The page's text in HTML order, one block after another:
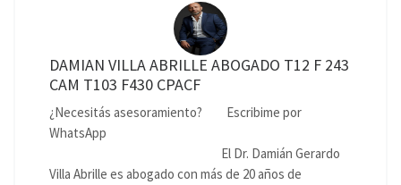
DAMIAN VILLA ABRILLE ABOGADO T12 F 243
CAM T103 F430 CPACF
¿Necesitás asesoramiento?
Escribime por
WhatsApp
El Dr. Damián Gerardo
Villa Abrille es abogado con más de 20 años de